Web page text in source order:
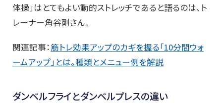
体操」はとてもよい動的ストレッチであると語るのは、ト
レーナー角谷剛さん。
関連記事：筋トレ効果アップのカギを握る「10分間ウォ
ームアップ」とは。種類とメニュー例を解説
ダンベルフライとダンベルプレスの違い